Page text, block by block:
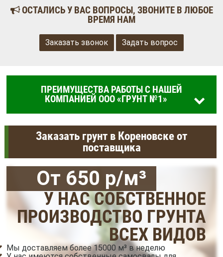
ОСТАЛИСЬ У ВАС ВОПРОСЫ, ЗВОНИТЕ В ЛЮБОЕ
ВРЕМЯ НАМ
Заказать звонок Задать вопрос
ПРЕИМУЩЕСТВА РАБОТЫ С НАШЕЙ
КОМПАНИЕЙ ООО «ГРУНТ №1»
Заказать грунт в Кореновске от
поставщика
От 650 р/м³
У НАС СОБСТВЕННОЕ
ПРОИЗВОДСТВО ГРУНТА
ВСЕХ ВИДОВ
Мы доставляем более 15000 м³ в неделю